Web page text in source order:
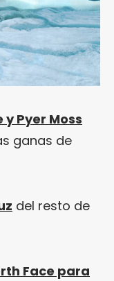
Pyer Moss
ganas de
del resto de
Face para